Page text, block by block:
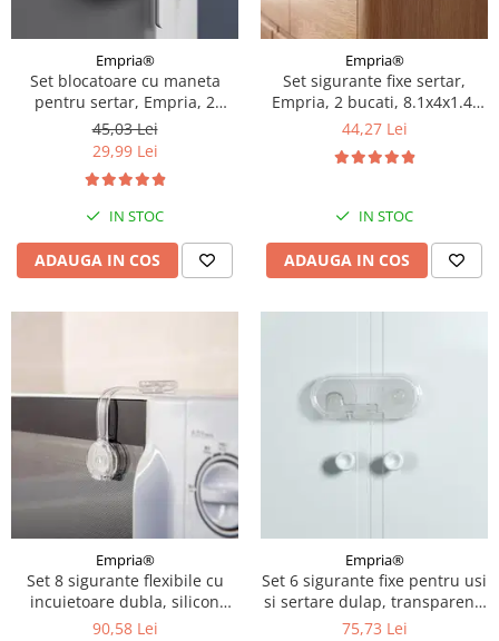
Empria®
Set blocatoare cu maneta
pentru sertar, Empria, 2
bucati, 7.5x4.5x2, Alb/Gri
45,03 Lei
29,99 Lei
IN STOC
ADAUGA IN COS
Empria®
Set sigurante fixe sertar,
Empria, 2 bucati, 8.1x4x1.4,
Alb/Gri
44,27 Lei
IN STOC
ADAUGA IN COS
Empria®
Set 8 sigurante flexibile cu
incuietoare dubla, silicon
transparent, 15.5x3.5x1 cm
90,58 Lei
Empria®
Set 6 sigurante fixe pentru usi
si sertare dulap, transparent,
9.6x4x1.5 cm
75,73 Lei